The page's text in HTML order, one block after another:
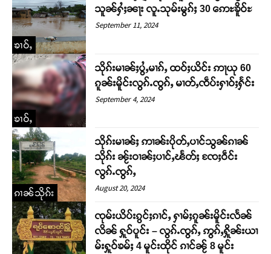
ၶၢဝ်ႇ
သူၼ်ႁႆႈၼႃး လူႉသုမ်းမွၵ်ႈ 30 ဢေႊၶိူဝ်ႊ
September 11, 2024
ၶၢဝ်ႇ
သိုၵ်းမၢၼ်ႈပွႆႇမၢၵ်ႇ ထဝ်ႈယိင်း ဢႃယု 60
ၵူၼ်းမိူင်းလွၵ်ႉၸွၵ်ႇ မၢတ်ႇၸဵပ်းႁၢဝ်ႈႁႅင်း
September 4, 2024
ၵၢၼ်သိုၵ်း
သိုၵ်းမၢၼ်ႈ ဢၢၼ်းပိုတ်ႇပၢင်သွၼ်ၵၢၼ်
သိုၵ်း ၼႂ်းဝၢၼ်ႈပၢင်ႇၽႅတ်ႈ ၸႄႈဝဵင်း
လွၵ်ႉၸွၵ်ႇ
August 20, 2024
ၸုမ်းယိပ်းၵွင်ႈၵၢင်ႇ ႁၢမ်ႈၵူၼ်းမိူင်းလႅၼ်
လိၼ် ႁူဝ်ပူင်း – လွၵ်ႉၸွၵ်ႇ ဢွၵ်ႇႁိူၼ်းယၢ
မ်းႁူဝ်ၶမ်ႈ 4 မူင်းထိုင် ၵၢင်ၼႂ် 8 မူင်း